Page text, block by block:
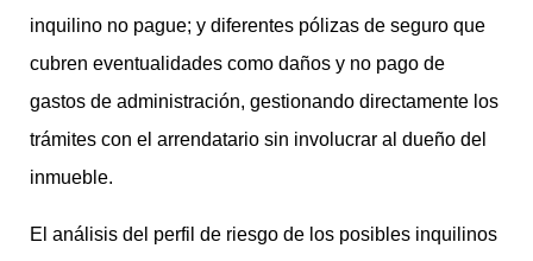
inquilino no pague; y diferentes pólizas de seguro que
cubren eventualidades como daños y no pago de
gastos de administración, gestionando directamente los
trámites con el arrendatario sin involucrar al dueño del
inmueble.
El análisis del perfil de riesgo de los posibles inquilinos